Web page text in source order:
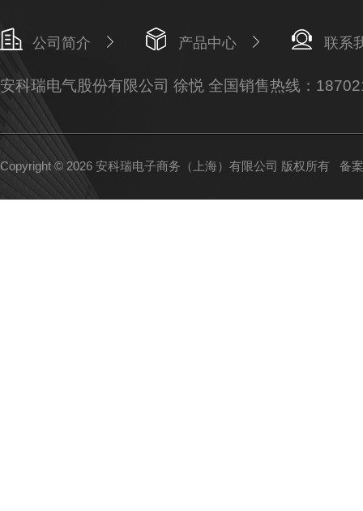
公司简介 产品中心 联系
安科瑞电气股份有限公司 徐悦 全国销售热线：
Copyright © 2026 安科瑞电子商务（上海）有限公司 版权所有 备